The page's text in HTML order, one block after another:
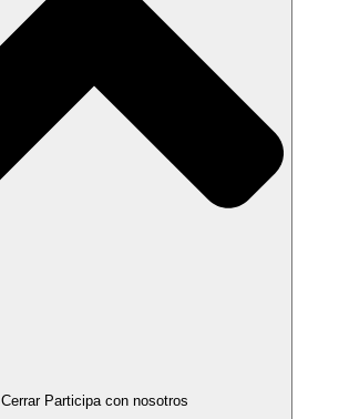
Cerrar Participa con nosotros